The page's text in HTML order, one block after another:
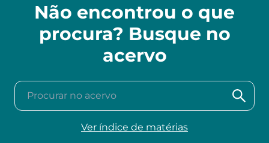
Não encontrou o que
procura? Busque no
acervo
Procurar no acervo
Ver índice de matérias